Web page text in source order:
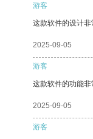
游客
这款软件的设计非
2025-09-05
游客
这款软件的功能非
2025-09-05
游客